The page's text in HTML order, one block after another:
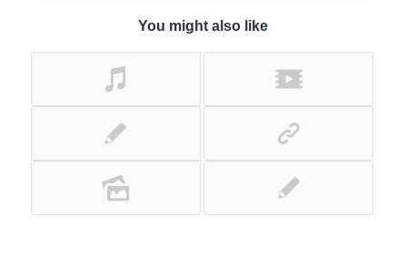
You might also like